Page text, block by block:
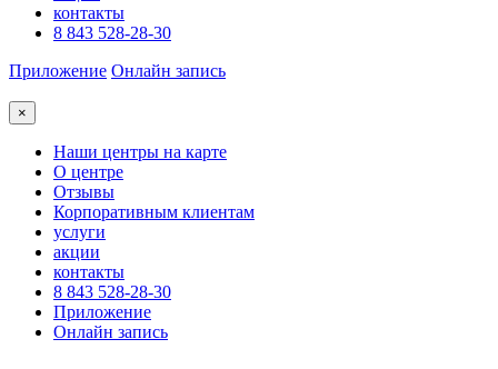
контакты
8 843 528-28-30
Приложение Онлайн запись
×
Наши центры на карте
О центре
Отзывы
Корпоративным клиентам
услуги
акции
контакты
8 843 528-28-30
Приложение
Онлайн запись